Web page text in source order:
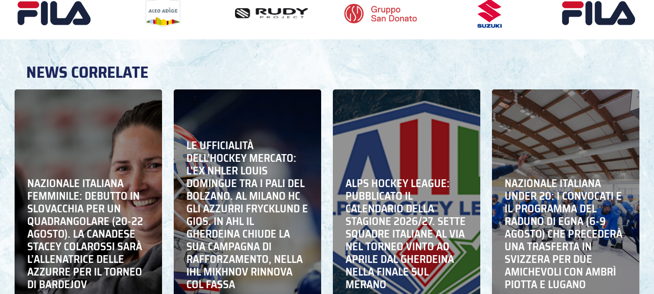
NEWS CORRELATE
NAZIONALE ITALIANA
FEMMINILE: DEBUTTO IN
SLOVACCHIA PER UN
QUADRANGOLARE (20-22
AGOSTO). LA CANADESE
STACEY COLAROSSI SARÀ
L’ALLENATRICE DELLE
AZZURRE PER IL TORNEO
DI BARDEJOV
LE UFFICIALITÀ
DELL’HOCKEY MERCATO:
L’EX NHLER LOUIS
DOMINGUE TRA I PALI DEL
BOLZANO. AL MILANO HC
GLI AZZURRI FRYCKLUND E
GIOS. IN AHL IL
GHERDEINA CHIUDE LA
SUA CAMPAGNA DI
RAFFORZAMENTO, NELLA
IHL MIKHNOV RINNOVA
COL FASSA
ALPS HOCKEY LEAGUE:
PUBBLICATO IL
CALENDARIO DELLA
STAGIONE 2026/27. SETTE
SQUADRE ITALIANE AL VIA
NEL TORNEO VINTO AD
APRILE DAL GHERDEINA
NELLA FINALE SUL
MERANO
NAZIONALE ITALIANA
UNDER 20: I CONVOCATI E
IL PROGRAMMA DEL
RADUNO DI EGNA (6-9
AGOSTO) CHE PRECEDERÀ
UNA TRASFERTA IN
SVIZZERA PER DUE
AMICHEVOLI CON AMBRÌ
PIOTTA E LUGANO